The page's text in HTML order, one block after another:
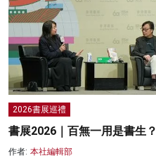
2026書展巡禮
書展2026｜百無一用是書生？
作者: 本社編輯部